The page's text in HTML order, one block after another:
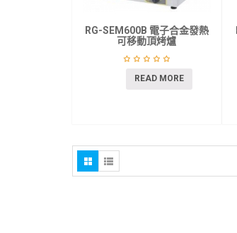
RG-SEM600B 電子合金發熱
可移動頂烤爐
READ MORE